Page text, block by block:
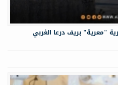
"معرية" بريف درعا الغربي